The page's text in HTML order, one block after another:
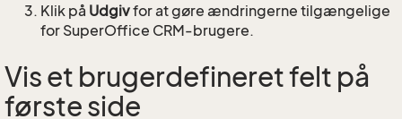
Klik på Udgivfor at gøre ændringerne tilgængelige
for SuperOffice CRM-brugere.
Vis et brugerdefineret felt på
første side